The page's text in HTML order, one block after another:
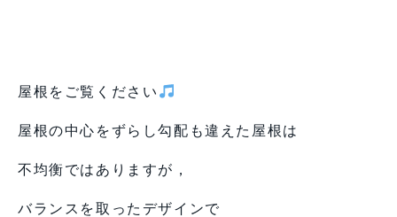
屋根をご覧ください
屋根の中心をずらし勾配も違えた屋根は
不均衡ではありますが，
バランスを取ったデザインで